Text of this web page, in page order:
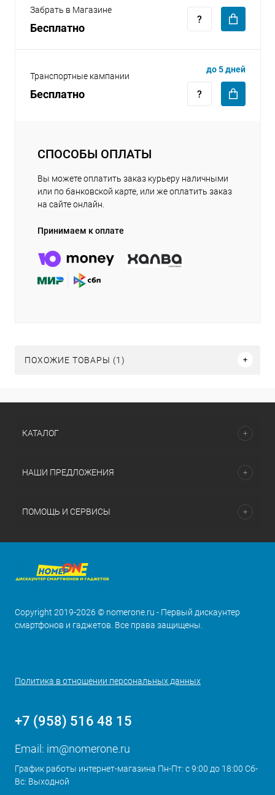
Забрать в Магазине
Бесплатно
Транспортные кампании
Бесплатно
до 5 дней
СПОСОБЫ ОПЛАТЫ
Вы можете оплатить заказ курьеру наличными
или по банковской карте, или же оплатить заказ
на сайте онлайн.
Принимаем к оплате
ПОХОЖИЕ ТОВАРЫ (1)
раз в 2 недели
КАТАЛОГ
НАШИ ПРЕДЛОЖЕНИЯ
ПОМОЩЬ И СЕРВИСЫ
Copyright 2019-2026 © nomerone.ru - Первый дискаунтер
смартфонов и гаджетов. Все права защищены.
Политика в отношении персональных данных
+7 (958) 516 48 15
Email: im@nomerone.ru
График работы интернет-магазина Пн-Пт: с 9:00 до 18:00 Сб-
Вс: Выходной